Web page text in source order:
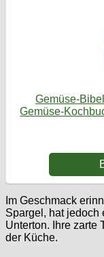
Gemüse-
Gemüse-
Im Geschmack
Spargel, hat
Unterton. Ihre zarte
der Küche.